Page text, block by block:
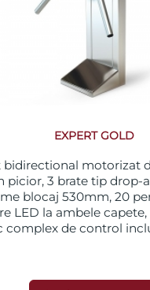
EXPERT GOLD
bidirectional motorizat
picior, 3 brate tip drop-
blocaj 530mm, 20
LED la ambele
complex de control